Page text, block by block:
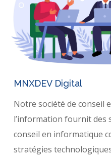
MNXDEV Digital
Notre société de conseil
l’information fournit des
conseil en informatique
stratégies